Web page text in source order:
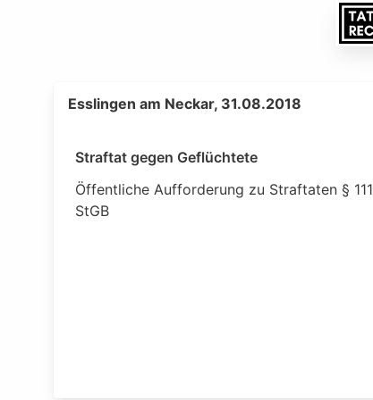
Esslingen am Neckar, 31.08.2018
Straftat gegen Geflüchtete
Öffentliche Aufforderung zu Straftaten § 111
StGB